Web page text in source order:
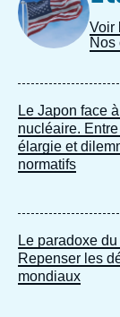
Voir
Nos
Le Japon face
nucléaire.
élargie et
normatifs
Le paradoxe
Repenser les
mondiaux